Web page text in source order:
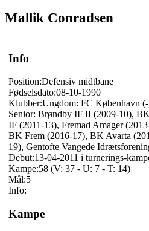
Mallik Conradsen
Info
Position:Defensiv midtbane
Fødselsdato:08-10-1990
Klubber:Ungdom: FC København
Senior: Brøndby IF II (2009-10),
IF (2011-13), Fremad Amager
BK Frem (2016-17), BK Avarta
19), Gentofte Vangede
Debut:13-04-2011 i turnerings-
Kampe:58 (V: 37 - U: 7 - T: 14)
Mål:5
Info:
Kampe